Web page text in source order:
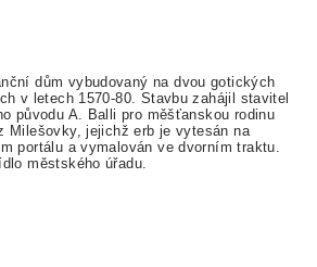
dům vybudovaný na dvou gotických
v letech 1570-80. Stavbu zahájil stavitel
původu A. Balli pro měšťanskou rodinu
Milešovky, jejichž erb je vytesán na
portálu a vymalován ve dvorním traktu.
městského úřadu.